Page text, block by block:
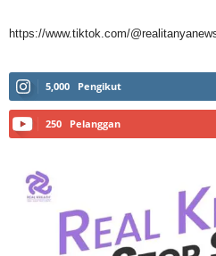
https://www.tiktok.com/
5,000 Pengikut
250 Pelanggan